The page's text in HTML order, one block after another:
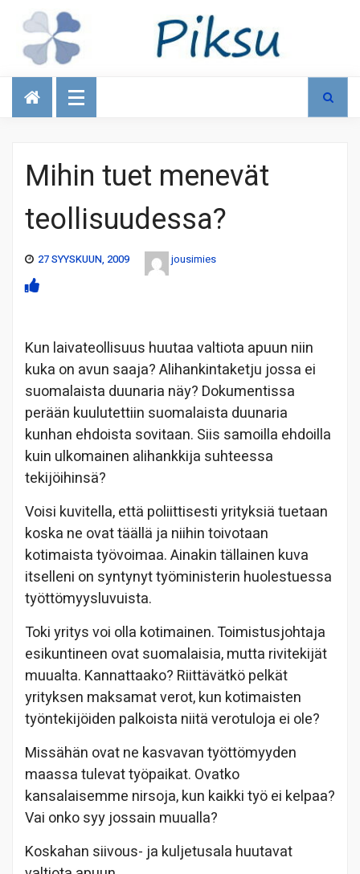
Talous
Mihin tuet menevät
teollisuudessa?
27 SYYSKUUN, 2009 jousimies
Kun laivateollisuus huutaa valtiota apuun niin
kuka on avun saaja? Alihankintaketju jossa ei
suomalaista duunaria näy? Dokumentissa
perään kuulutettiin suomalaista duunaria
kunhan ehdoista sovitaan. Siis samoilla ehdoilla
kuin ulkomainen alihankkija suhteessa
tekijöihinsä?
Voisi kuvitella, että poliittisesti yrityksiä tuetaan
koska ne ovat täällä ja niihin toivotaan
kotimaista työvoimaa. Ainakin tällainen kuva
itselleni on syntynyt työministerin huolestuessa
työttömyysluvuista.
Toki yritys voi olla kotimainen. Toimistusjohtaja
esikuntineen ovat suomalaisia, mutta rivitekijät
muualta. Kannattaako? Riittävätkö pelkät
yrityksen maksamat verot, kun kotimaisten
työntekijöiden palkoista niitä verotuloja ei ole?
Missähän ovat ne kasvavan työttömyyden
maassa tulevat työpaikat. Ovatko
kansalaisemme nirsoja, kun kaikki työ ei kelpaa?
Vai onko syy jossain muualla?
Koskahan siivous- ja kuljetusala huutavat